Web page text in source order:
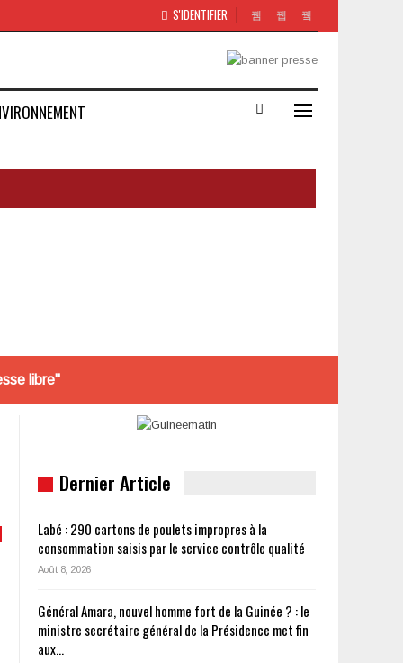
S'IDENTIFIER
libre"
Dernier Article
Labé : 290 cartons de poulets impropres à la
consommation saisis par le service contrôle qualité
Août 8, 2026
Général Amara, nouvel homme fort de la Guinée ? : le
ministre secrétaire général de la Présidence met fin
aux…